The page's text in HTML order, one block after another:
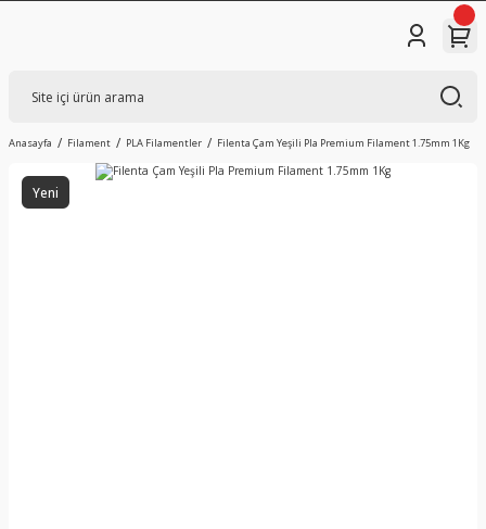
Anasayfa Filament PLA Filamentler Filenta Çam Yeşili Pla Premium Filament 1.75mm 1Kg
Yeni